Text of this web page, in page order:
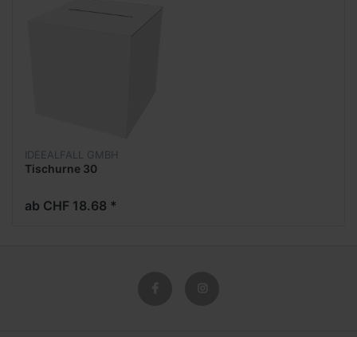
IDEEALFALL GMBH
Tischurne 30
ab CHF 18.68 *